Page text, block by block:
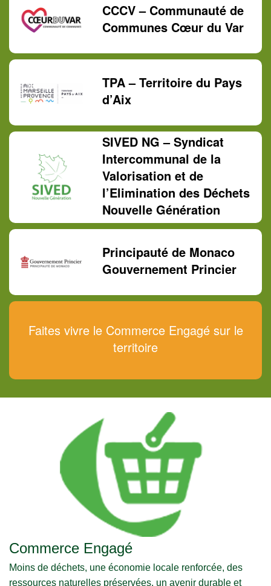
CCCV – Communauté de
Communes Cœur du Var
TPA – Territoire du Pays
d’Aix
SIVED NG – Syndicat
Intercommunal de la
Valorisation et de
l’Elimination des Déchets
Nouvelle Génération
Principauté de Monaco
Gouvernement Princier
Faites vivre le Commerce Engagé sur le
territoire
Commerce Engagé
Moins de déchets, une économie locale renforcée, des
ressources naturelles préservées, un avenir durable et